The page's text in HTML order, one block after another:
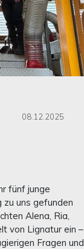
08.12.2025
fünf junge
zu uns gefunden
Alena, Ria,
von Lignatur ein –
Fragen und